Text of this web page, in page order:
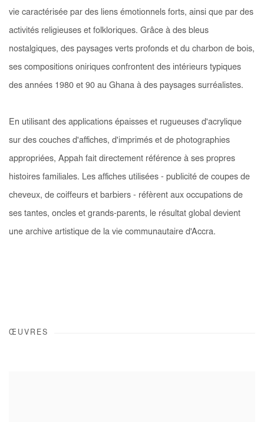
vie caractérisée par des liens émotionnels forts, ainsi que par des
activités religieuses et folkloriques. Grâce à des bleus
nostalgiques, des paysages verts profonds et du charbon de bois,
ses compositions oniriques confrontent des intérieurs typiques
des années 1980 et 90 au Ghana à des paysages surréalistes.
En utilisant des applications épaisses et rugueuses d'acrylique
sur des couches d'affiches, d'imprimés et de photographies
appropriées, Appah fait directement référence à ses propres
histoires familiales. Les affiches utilisées - publicité de coupes de
cheveux, de coiffeurs et barbiers - réfèrent aux occupations de
ses tantes, oncles et grands-parents, le résultat global devient
une archive artistique de la vie communautaire d'Accra.
ŒUVRES